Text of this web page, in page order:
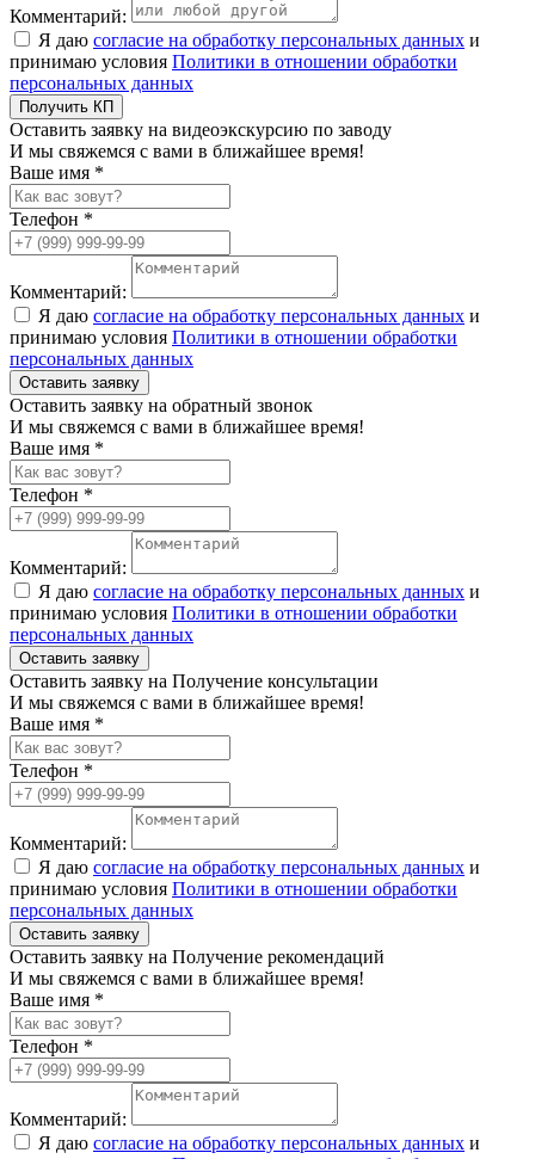
Комментарий:
Я даю согласие на обработку персональных данных и
принимаю условия Политики в отношении обработки
персональных данных
Получить КП
Оставить заявку на видеоэкскурсию по заводу
И мы свяжемся с вами в ближайшее время!
Ваше имя *
Телефон *
Комментарий:
Я даю согласие на обработку персональных данных и
принимаю условия Политики в отношении обработки
персональных данных
Оставить заявку
Оставить заявку на обратный звонок
И мы свяжемся с вами в ближайшее время!
Ваше имя *
Телефон *
Комментарий:
Я даю согласие на обработку персональных данных и
принимаю условия Политики в отношении обработки
персональных данных
Оставить заявку
Оставить заявку на Получение консультации
И мы свяжемся с вами в ближайшее время!
Ваше имя *
Телефон *
Комментарий:
Я даю согласие на обработку персональных данных и
принимаю условия Политики в отношении обработки
персональных данных
Оставить заявку
Оставить заявку на Получение рекомендаций
И мы свяжемся с вами в ближайшее время!
Ваше имя *
Телефон *
Комментарий:
Я даю согласие на обработку персональных данных и